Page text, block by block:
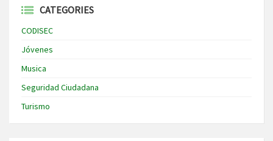
CATEGORIES
CODISEC
Jóvenes
Musica
Seguridad Ciudadana
Turismo